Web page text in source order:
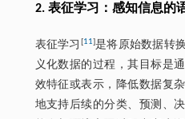
2. 表征学习：感知信息的
表征学习 [11]是将原始数据转
义化数据的过程，其目标是
效特征或表示，降低数据复
地支持后续的分类、预测、